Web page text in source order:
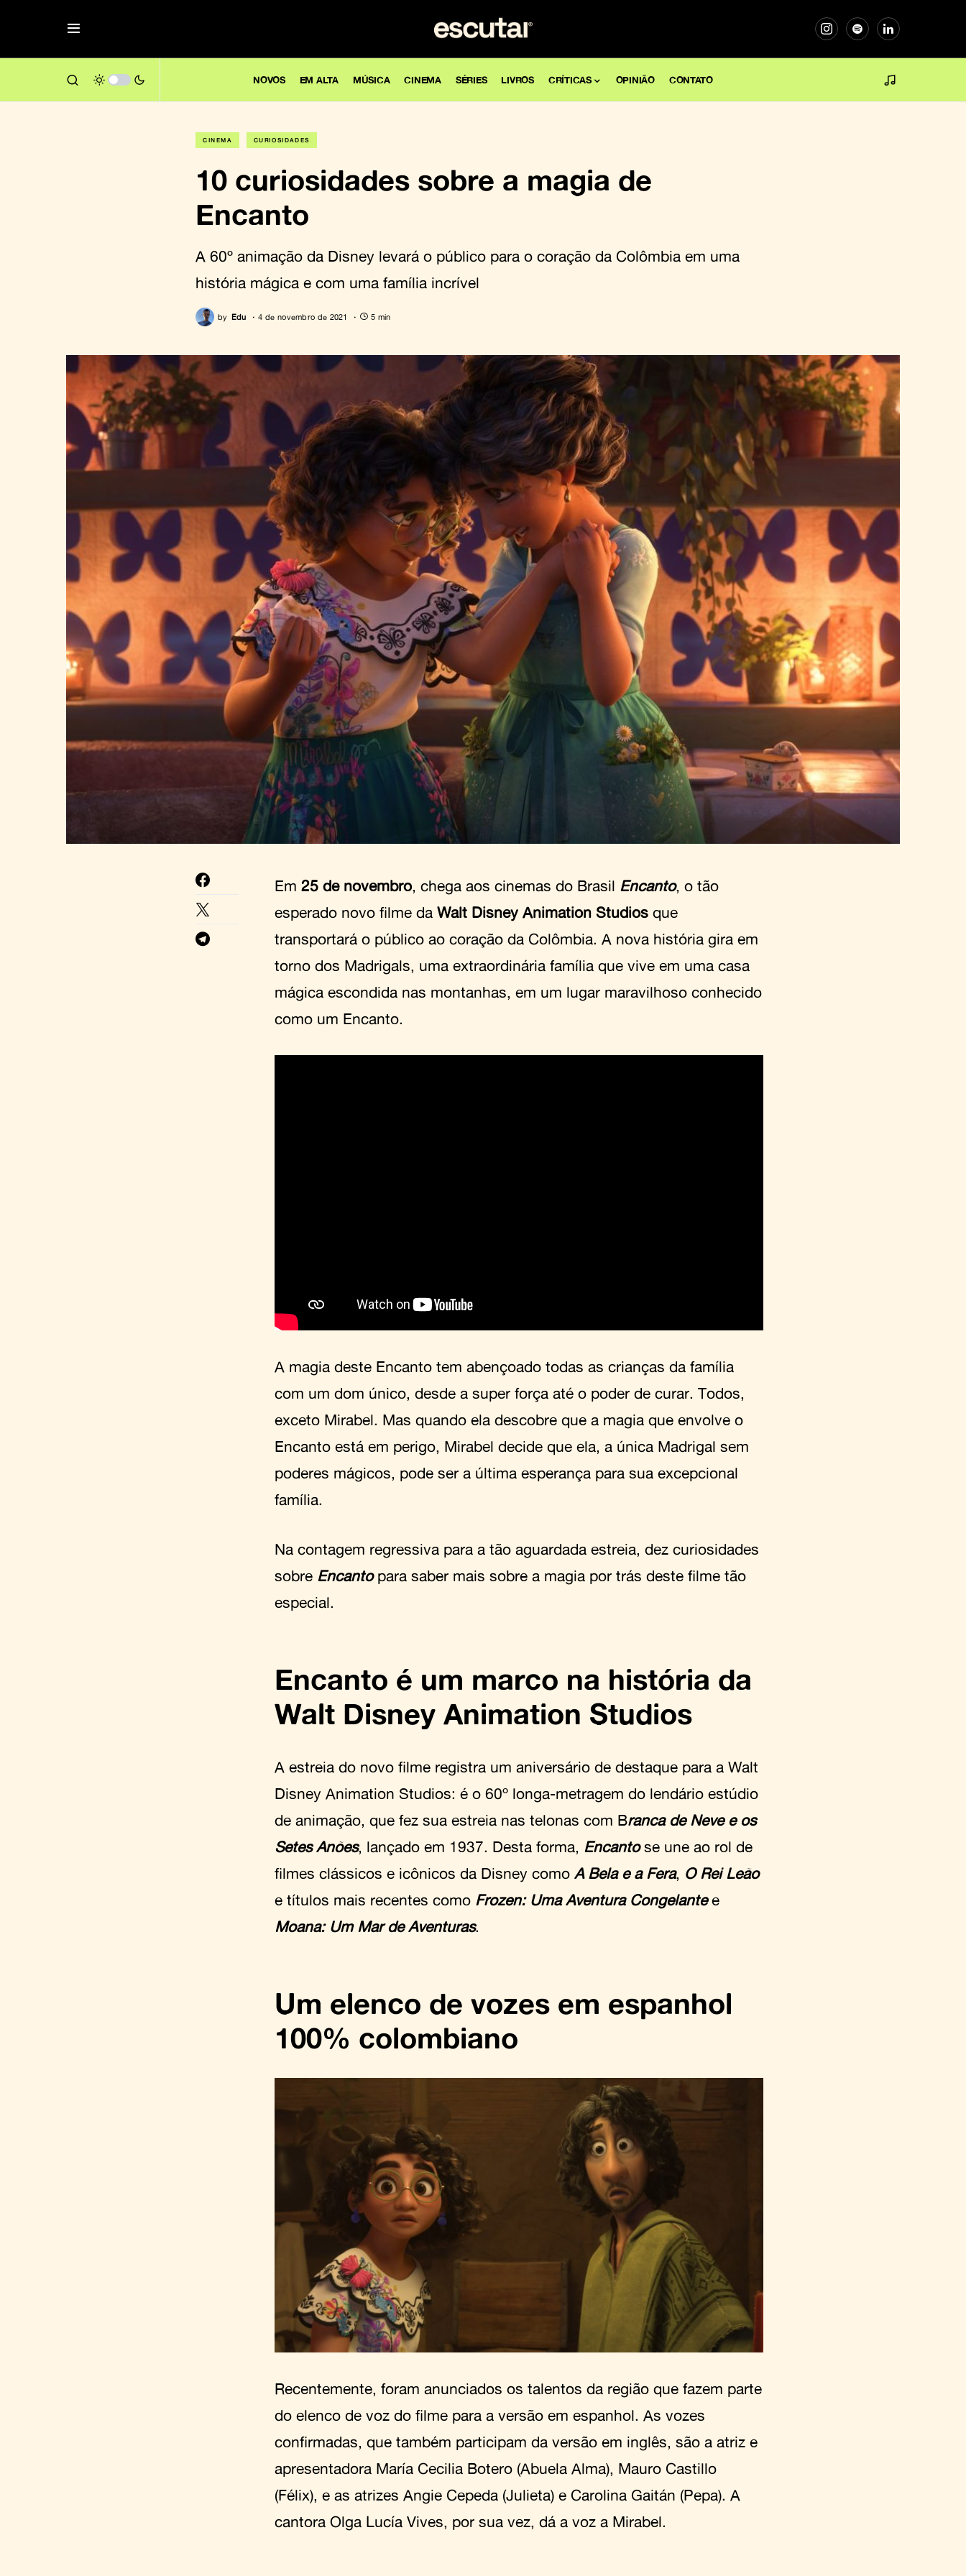
NOVOS EM ALTA MÚSICA CINEMA SÉRIES LIVROS CRÍTICAS OPINIÃO CONTATO
CINEMA CURIOSIDADES
10 curiosidades sobre a magia de
Encanto
A 60º animação da Disney levará o público para o coração da Colômbia em uma
história mágica e com uma família incrível
by Edu 4 de novembro de 2021 5 min
Em 25 de novembro, chega aos cinemas do Brasil Encanto, o tão
esperado novo filme da Walt Disney Animation Studios que
transportará o público ao coração da Colômbia. A nova história gira em
torno dos Madrigals, uma extraordinária família que vive em uma casa
mágica escondida nas montanhas, em um lugar maravilhoso conhecido
como um Encanto.
A magia deste Encanto tem abençoado todas as crianças da família
com um dom único, desde a super força até o poder de curar. Todos,
exceto Mirabel. Mas quando ela descobre que a magia que envolve o
Encanto está em perigo, Mirabel decide que ela, a única Madrigal sem
poderes mágicos, pode ser a última esperança para sua excepcional
família.
Na contagem regressiva para a tão aguardada estreia, dez curiosidades
sobre Encanto para saber mais sobre a magia por trás deste filme tão
especial.
Encanto é um marco na história da
Walt Disney Animation Studios
A estreia do novo filme registra um aniversário de destaque para a Walt
Disney Animation Studios: é o 60º longa-metragem do lendário estúdio
de animação, que fez sua estreia nas telonas com Branca de Neve e os
Setes Anões, lançado em 1937. Desta forma, Encantose une ao rol de
filmes clássicos e icônicos da Disney como A Bela e a Fera, O Rei Leão
e títulos mais recentes como Frozen: Uma Aventura Congelantee
Moana: Um Mar de Aventuras.
Um elenco de vozes em espanhol
100% colombiano
Recentemente, foram anunciados os talentos da região que fazem parte
do elenco de voz do filme para a versão em espanhol. As vozes
confirmadas, que também participam da versão em inglês, são a atriz e
apresentadora María Cecilia Botero (Abuela Alma), Mauro Castillo
(Félix), e as atrizes Angie Cepeda (Julieta) e Carolina Gaitán (Pepa). A
cantora Olga Lucía Vives, por sua vez, dá a voz a Mirabel.